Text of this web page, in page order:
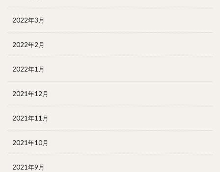
2022年3月
2022年2月
2022年1月
2021年12月
2021年11月
2021年10月
2021年9月